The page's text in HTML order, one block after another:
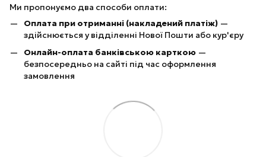
Ми пропонуємо два способи оплати:
Оплата при отриманні (накладений платіж) —
здійснюється у відділенні Нової Пошти або кур'єру
Онлайн-оплата банківською карткою —
безпосередньо на сайті під час оформлення
замовлення